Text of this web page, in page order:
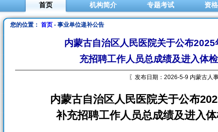
首页 机构简介 专题考试 资
您的位置： 首页- 事业单位递补公告
内蒙古自治区人民医院关于公布
充招聘工作人员总成绩及进入体
〖发布日期：2026-5-9 内蒙古人
内蒙古自治区人民医院关于公布
补充招聘工作人员总成绩及进入